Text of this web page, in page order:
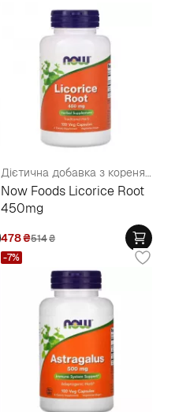
Дієтична добавка з кореня солодки для зміцнення імунітету
Now Foods Licorice Root
450mg
478₴514₴
-7%